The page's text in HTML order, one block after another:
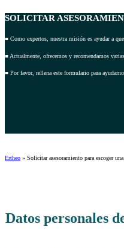
SOLICITAR
■ Como expertos, nuestra misión es ayudar a
■ Actualmente, ofrecemos y recomendamos
■ Por favor, rellena este formulario para
Ertheo » Solicitar asesoramiento para escoger
Datos personales